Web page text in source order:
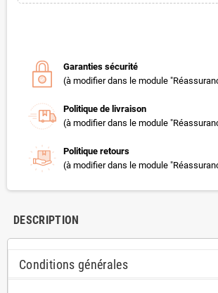
Garanties sécurité
(à modifier dans le module
Politique de livraison
(à modifier dans le module
Politique retours
(à modifier dans le module
DESCRIPTION
Conditions générales